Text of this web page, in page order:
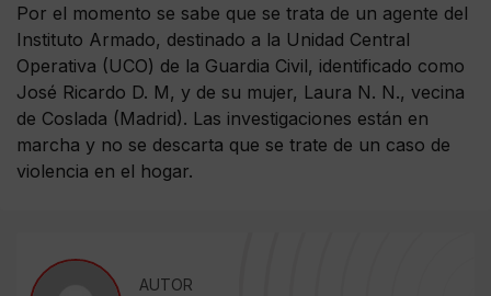
Por el momento se sabe que se trata de un agente del
Instituto Armado, destinado a la Unidad Central
Operativa (UCO) de la Guardia Civil, identificado como
José Ricardo D. M, y de su mujer, Laura N. N., vecina
de Coslada (Madrid). Las investigaciones están en
marcha y no se descarta que se trate de un caso de
violencia en el hogar.
AUTOR